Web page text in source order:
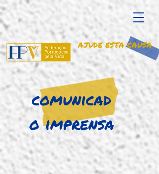
AJUDE ESTA CAUSA
comunicad
o imprensa